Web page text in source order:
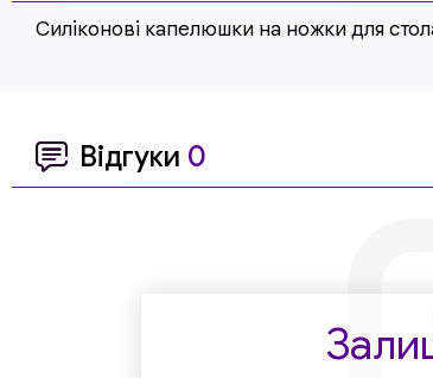
Силіконові капелюшки на ножки для
Відгуки 0